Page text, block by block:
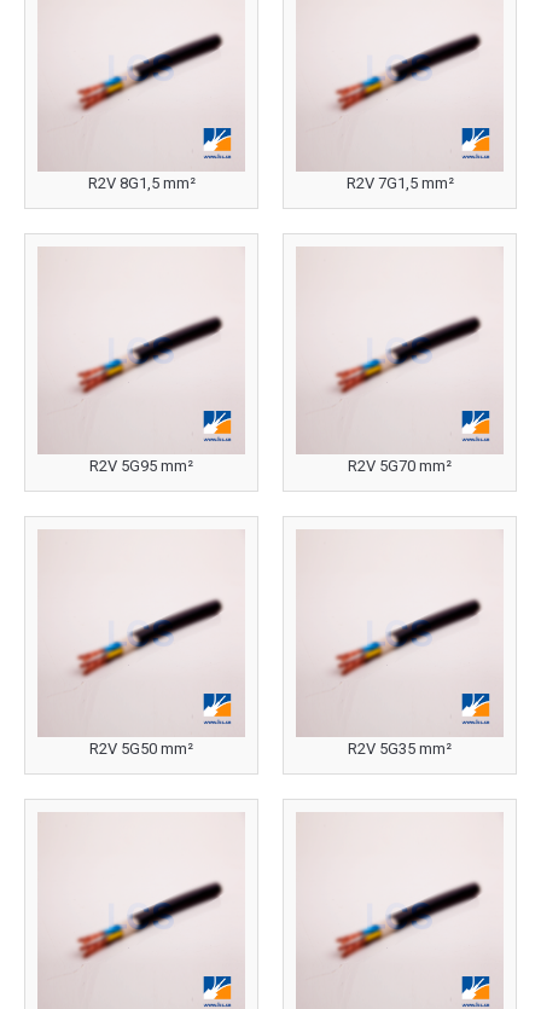
R2V 8G1,5 mm² R2V 7G1,5 mm²
R2V 5G95 mm² R2V 5G70 mm²
R2V 5G50 mm² R2V 5G35 mm²